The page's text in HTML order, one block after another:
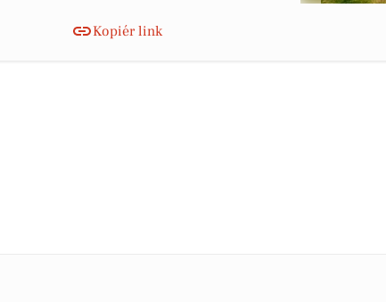
Kopiér link